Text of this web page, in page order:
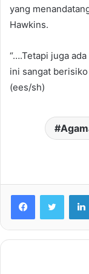
yang
Hawkins.
“….Tetapi juga
ini sangat
(ees/sh)